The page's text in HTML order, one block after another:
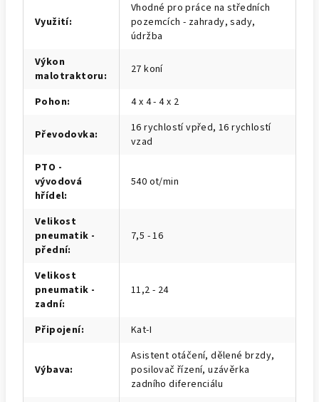
Využití:
Vhodné pro práce na středních
pozemcích - zahrady, sady,
údržba
Výkon
malotraktoru: 27 koní
Pohon: 4 x 4 - 4 x 2
Převodovka:
16 rychlostí vpřed, 16 rychlostí
vzad
PTO -
vývodová
hřídel:
540 ot/min
Velikost
pneumatik -
přední:
7,5 - 16
Velikost
pneumatik -
zadní:
11,2 - 24
Připojení: Kat-I
Výbava:
Asistent otáčení, dělené brzdy,
posilovač řízení, uzávěrka
zadního diferenciálu